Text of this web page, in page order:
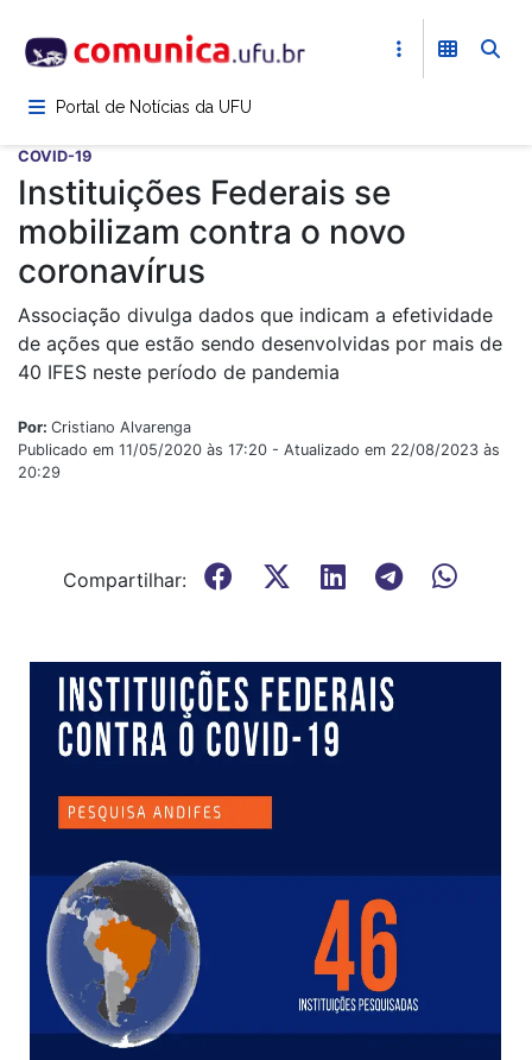
para
conteúdoPortal de Notícias da UFU
COVID-19
Instituições Federais se
mobilizam contra o novo
coronavírus
Associação divulga dados que indicam a efetividade
de ações que estão sendo desenvolvidas por mais de
40 IFES neste período de pandemia
Por: Cristiano Alvarenga
Publicado em 11/05/2020 às 17:20 - Atualizado em 22/08/2023 às
20:29
Compartilhar: